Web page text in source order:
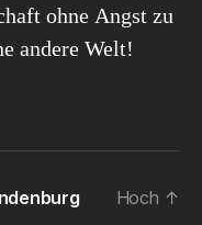
ohne Angst zu
andere Welt!
Hoch ↑